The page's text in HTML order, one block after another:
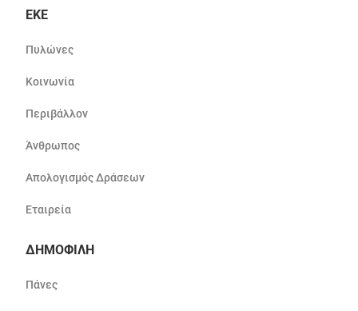
ΕΚΕ
Πυλώνες
Κοινωνία
Περιβάλλον
Άνθρωπος
Απολογισμός Δράσεων
Εταιρεία
ΔΗΜΟΦΙΛΗ
Πάνες